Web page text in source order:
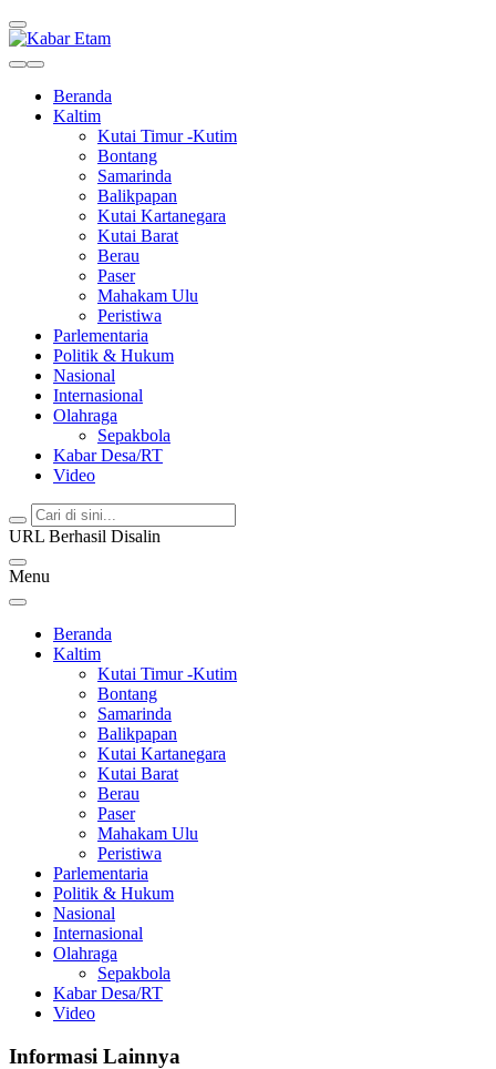
Beranda
Kaltim
Kutai Timur -Kutim
Bontang
Samarinda
Balikpapan
Kutai Kartanegara
Kutai Barat
Berau
Paser
Mahakam Ulu
Peristiwa
Parlementaria
Politik & Hukum
Nasional
Internasional
Olahraga
Sepakbola
Kabar Desa/RT
Video
URL Berhasil Disalin
Menu
Beranda
Kaltim
Kutai Timur -Kutim
Bontang
Samarinda
Balikpapan
Kutai Kartanegara
Kutai Barat
Berau
Paser
Mahakam Ulu
Peristiwa
Parlementaria
Politik & Hukum
Nasional
Internasional
Olahraga
Sepakbola
Kabar Desa/RT
Video
Informasi Lainnya